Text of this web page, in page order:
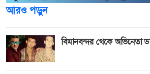
আরও পড়ুন
বিমানবন্দর থেকে অভিনেতা